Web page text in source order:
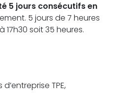
5 jours consécutifs en
5 jours de 7 heures
17h30 soit 35 heures.
d’entreprise TPE,